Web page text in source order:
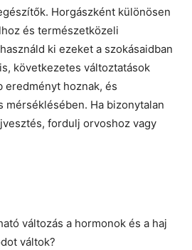
Horgászként különösen
és természetközeli
ki ezeket a szokásaidban
következetes változtatások
eredményt hoznak, és
mérséklésében. Ha bizonytalan
fordulj orvoshoz vagy
változás a hormonok és a haj
váltok?